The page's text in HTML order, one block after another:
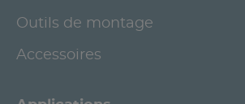
Outils de montage
Accessoires